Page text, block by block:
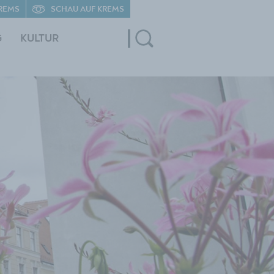
KULTUR
SCHAU AUF KREMS